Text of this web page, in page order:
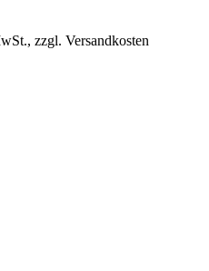
zzgl. Versandkosten